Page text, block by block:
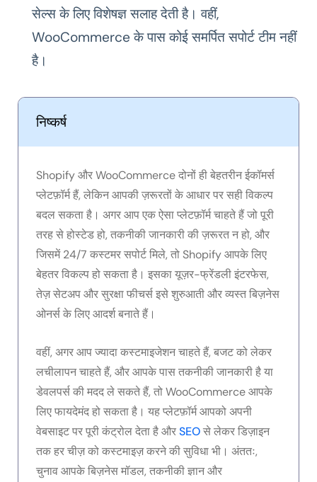
सेल्स के लिए विशेषज्ञ सलाह देती है। वहीं,
WooCommerce के पास कोई समर्पित सपोर्ट टीम नहीं
है।
निष्कर्ष
Shopify और WooCommerce दोनों ही बेहतरीन ईकॉमर्स
प्लेटफ़ॉर्म हैं, लेकिन आपकी ज़रूरतों के आधार पर सही विकल्प
बदल सकता है। अगर आप एक ऐसा प्लेटफ़ॉर्म चाहते हैं जो पूरी
तरह से होस्टेड हो, तकनीकी जानकारी की ज़रूरत न हो, और
जिसमें 24/7 कस्टमर सपोर्ट मिले, तो Shopify आपके लिए
बेहतर विकल्प हो सकता है। इसका यूज़र-फ्रेंडली इंटरफेस,
तेज़ सेटअप और सुरक्षा फीचर्स इसे शुरुआती और व्यस्त बिज़नेस
ओनर्स के लिए आदर्श बनाते हैं।
वहीं, अगर आप ज्यादा कस्टमाइजेशन चाहते हैं, बजट को लेकर
लचीलापन चाहते हैं, और आपके पास तकनीकी जानकारी है या
डेवलपर्स की मदद ले सकते हैं, तो WooCommerce आपके
लिए फायदेमंद हो सकता है। यह प्लेटफ़ॉर्म आपको अपनी
वेबसाइट पर पूरी कंट्रोल देता है औरSEOसे लेकर डिज़ाइन
तक हर चीज़ को कस्टमाइज़ करने की सुविधा भी। अंततः,
चुनाव आपके बिज़नेस मॉडल, तकनीकी ज्ञान और